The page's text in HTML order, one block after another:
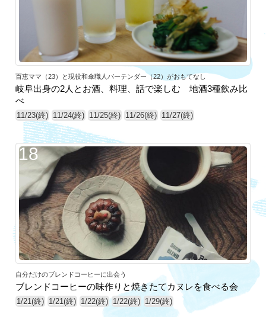
百恵ママ（23）と現役和傘職人バーテンダー（22）がおもてなし
岐阜出身の2人とお酒、料理、話で楽しむ 地酒3種飲み比
べ
11/23(終) 11/24(終) 11/25(終) 11/26(終) 11/27(終)
18
自分だけのブレンドコーヒーに出会う
ブレンドコーヒーの味作りと焼きたてカヌレを食べる会
1/21(終) 1/21(終) 1/22(終) 1/22(終) 1/29(終)